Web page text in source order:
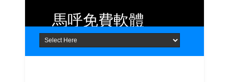
Home About Contact
馬呼免費軟體
提供 Android、iOS 好用的手機應用
程式及 Windows 免費軟體